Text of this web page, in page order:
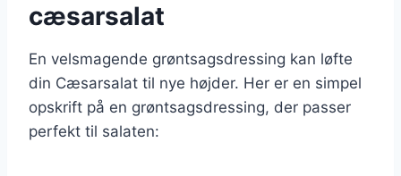
cæsarsalat
En velsmagende grøntsagsdressing kan løfte
din Cæsarsalat til nye højder. Her er en simpel
opskrift på en grøntsagsdressing, der passer
perfekt til salaten: